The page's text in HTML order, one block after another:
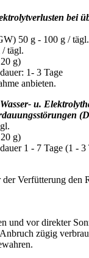
bei
50 g - 100 g / tägl.
tägl.
g)
1- 3 Tage
anbieten.
u.
g)
1 - 7 Tage (1 - 3
Verfütterung den
und vor direkter
zügig